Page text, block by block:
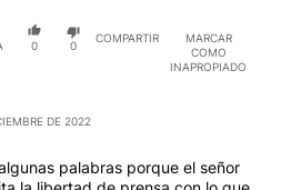
0 0
COMPARTIR
MARCAR
COMO
INAPROPIADO
DE 2022
palabras porque el señor